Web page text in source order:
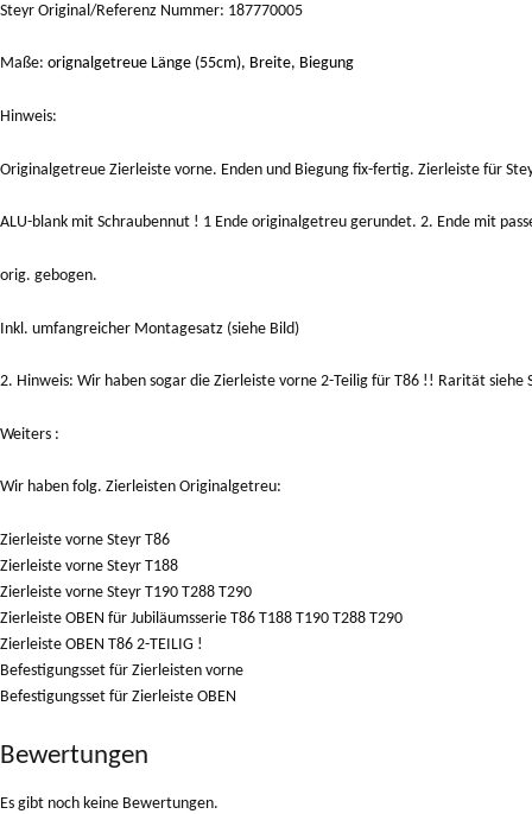
Steyr Original/Referenz Nummer: 187770005
Maße: orignalgetreue Länge (55cm), Breite, Biegung
Hinweis:
Originalgetreue Zierleiste vorne. Enden und Biegung fix-fertig. Zierleiste für
ALU-blank mit Schraubennut ! 1 Ende originalgetreu gerundet. 2. Ende mit
orig. gebogen.
Inkl. umfangreicher Montagesatz (siehe Bild)
2. Hinweis: Wir haben sogar die Zierleiste vorne 2-Teilig für T86 !! Rarität siehe
Weiters :
Wir haben folg. Zierleisten Originalgetreu:
Zierleiste vorne Steyr T86
Zierleiste vorne Steyr T188
Zierleiste vorne Steyr T190 T288 T290
Zierleiste OBEN für Jubiläumsserie T86 T188 T190 T288 T290
Zierleiste OBEN T86 2-TEILIG !
Befestigungsset für Zierleisten vorne
Befestigungsset für Zierleiste OBEN
Bewertungen
Es gibt noch keine Bewertungen.